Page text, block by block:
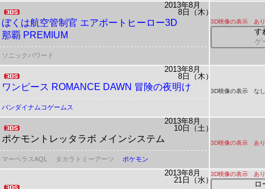
2013年8月
8日（木）
ぼくは航空管制官 エアポートヒーロー3D
那覇 PREMIUM
3D映像の表示 あり
す
ゲ
ソニックパワード
2013年8月
8日（木）
ワンピース ROMANCE DAWN 冒険の夜明け 3D映像の表示 なし
バンダイナムコゲームス
2013年8月
10日（土）
ポケモントレッタラボ メインシステム 3D映像の表示 あり
マーベラスAQL タカラトミーアーツ ポケモン
2013年8月
21日（水）
3D映像の表示 あり
ロ